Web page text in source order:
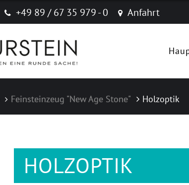
+49 89 / 67 35 979 - 0 Anfahrt
Feinsteinzeug "New Age Stone" Holzoptik
HOLZOPTIK